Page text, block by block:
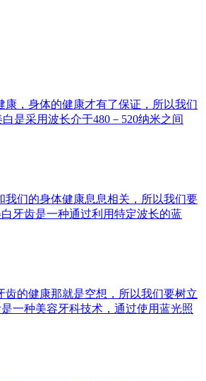
，身体的健康才有了保证，所以我们
是采用波长介于480－520纳米之间
们的身体健康息息相关，所以我们要
牙齿是一种通过利用特定波长的蓝
的健康那就是空想，所以我们要树立
一种美容牙科技术，通过使用蓝光照